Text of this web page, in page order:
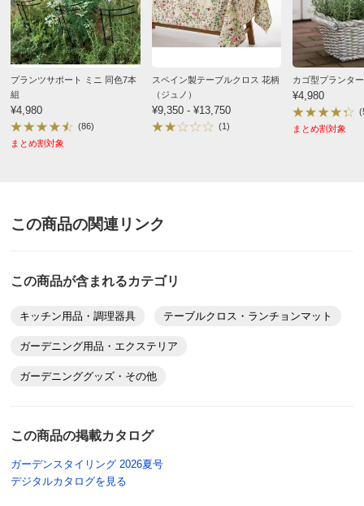
■スペイン製
ディノスのサイズ
洗濯機ネット
150×200cm リーフ
愛知県
触った時に一瞬ビニール素材のクロスを注文してしまっ
たのかと思いました。
でも色合いも良くテーブルに馴染みます。
サイズが合わないことを承知で買ったのでお直ししよう
す。
長くご愛用いただけますと幸いです。
これからもガーデンスタイリングをどうぞ宜しくお
150×250cm リーフ
プランツサポート ミニ 同色7本
組
¥4,980
(86)
まとめ割対象
スペイン製テーブルクロス 花柄
（ジュノ）
¥9,350 - ¥13,750
(1)
カゴ型プランター
¥4,980
まとめ割対象
この商品の関連リンク
この商品が含まれるカテゴリ
キッチン用品・調理器具 テーブルクロス・ランチョンマット
ガーデニング用品・エクステリア
ガーデニンググッズ・その他
この商品の掲載カタログ
ガーデンスタイリング 2026夏号
デジタルカタログを見る